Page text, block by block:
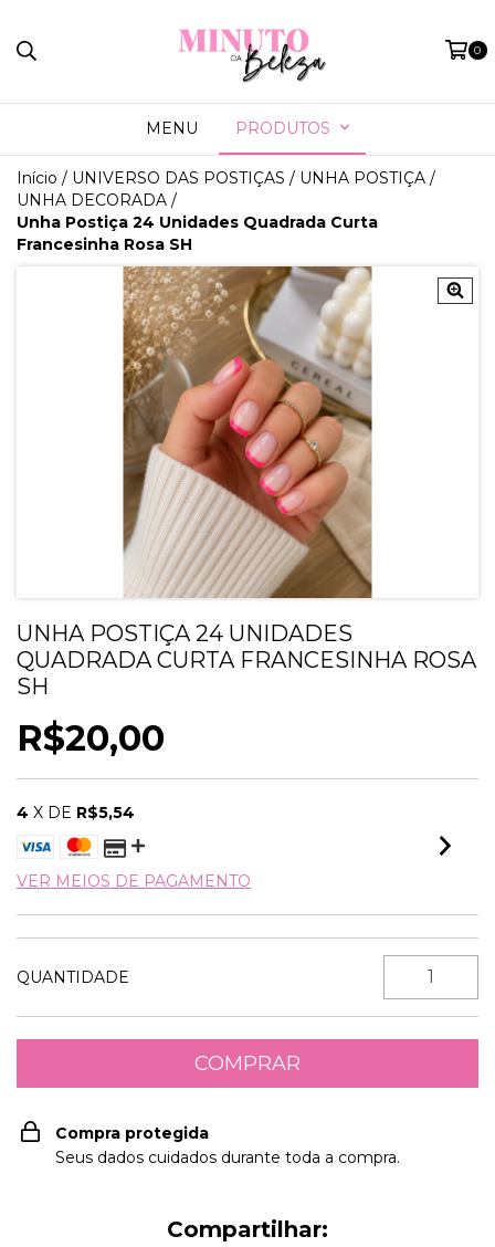
0
MENU PRODUTOS
Início / UNIVERSO DAS POSTIÇAS / UNHA POSTIÇA /
UNHA DECORADA /
Unha Postiça 24 Unidades Quadrada Curta
Francesinha Rosa SH
UNHA POSTIÇA 24 UNIDADES
QUADRADA CURTA FRANCESINHA ROSA
SH
R$20,00
4 X DE R$5,54
VER MEIOS DE PAGAMENTO
QUANTIDADE
Compra protegida
Seus dados cuidados durante toda a compra.
Compartilhar: